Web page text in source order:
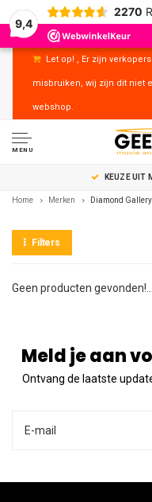
9,4
2270
Let op! , Er zijn
misbruiken, wij zijn dit niet
webshop.
MENU
KEUZE UIT
Home Merken Diamond Gallery
Filters
Geen producten gevonden!...
Meld je aan
Ontvang de laatste